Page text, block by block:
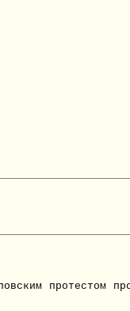
протестом